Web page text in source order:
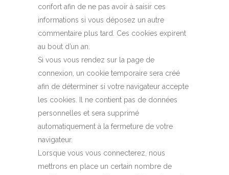
confort afin de ne pas avoir à saisir ces
informations si vous déposez un autre
commentaire plus tard. Ces cookies expirent
au bout d’un an.
Si vous vous rendez sur la page de
connexion, un cookie temporaire sera créé
afin de déterminer si votre navigateur accepte
les cookies. Il ne contient pas de données
personnelles et sera supprimé
automatiquement à la fermeture de votre
navigateur.
Lorsque vous vous connecterez, nous
mettrons en place un certain nombre de